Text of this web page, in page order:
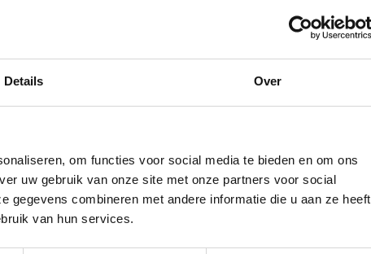
Details Over
om functies voor social media te bieden en om ons
uw gebruik van onze site met onze partners voor social
gegevens combineren met andere informatie die u aan ze heeft
van hun services.
naar
Vaak kun je
bent. Begin met
de juiste